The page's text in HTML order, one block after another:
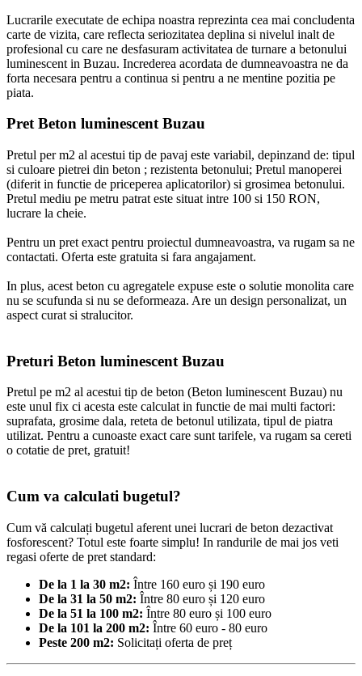
Lucrarile executate de echipa noastra reprezinta cea mai concludenta
carte de vizita, care reflecta seriozitatea deplina si nivelul inalt de
profesional cu care ne desfasuram activitatea de turnare a betonului
luminescent in Buzau. Increderea acordata de dumneavoastra ne da
forta necesara pentru a continua si pentru a ne mentine pozitia pe
piata.
Pret Beton luminescent Buzau
Pretul per m2 al acestui tip de pavaj este variabil, depinzand de: tipul
si culoare pietrei din beton ; rezistenta betonului; Pretul manoperei
(diferit in functie de priceperea aplicatorilor) si grosimea betonului.
Pretul mediu pe metru patrat este situat intre 100 si 150 RON,
lucrare la cheie.
Pentru un pret exact pentru proiectul dumneavoastra, va rugam sa ne
contactati. Oferta este gratuita si fara angajament.
In plus, acest beton cu agregatele expuse este o solutie monolita care
nu se scufunda si nu se deformeaza. Are un design personalizat, un
aspect curat si stralucitor.
Preturi Beton luminescent Buzau
Pretul pe m2 al acestui tip de beton (Beton luminescent Buzau) nu
este unul fix ci acesta este calculat in functie de mai multi factori:
suprafata, grosime dala, reteta de betonul utilizata, tipul de piatra
utilizat. Pentru a cunoaste exact care sunt tarifele, va rugam sa cereti
o cotatie de pret, gratuit!
Cum va calculati bugetul?
Cum vă calculați bugetul aferent unei lucrari de beton dezactivat
fosforescent? Totul este foarte simplu! In randurile de mai jos veti
regasi oferte de pret standard:
De la 1 la 30 m2: Între 160 euro și 190 euro
De la 31 la 50 m2: Între 80 euro și 120 euro
De la 51 la 100 m2: Între 80 euro și 100 euro
De la 101 la 200 m2: Între 60 euro - 80 euro
Peste 200 m2: Solicitați oferta de preț